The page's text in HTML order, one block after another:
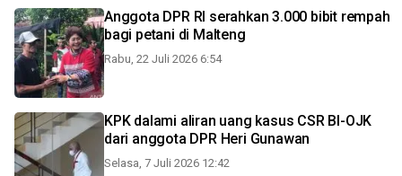
Anggota DPR RI serahkan 3.000 bibit rempah
bagi petani di Malteng
Rabu, 22 Juli 2026 6:54
KPK dalami aliran uang kasus CSR BI-OJK
dari anggota DPR Heri Gunawan
Selasa, 7 Juli 2026 12:42